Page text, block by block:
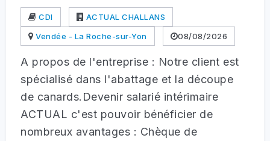
CDI
ACTUAL CHALLANS
Vendée - La Roche-sur-Yon
08/08/2026
A propos de l'entreprise : Notre client est
spécialisé dans l'abattage et la découpe
de canards.Devenir salarié intérimaire
ACTUAL c'est pouvoir bénéficier de
nombreux avantages : Chèque de